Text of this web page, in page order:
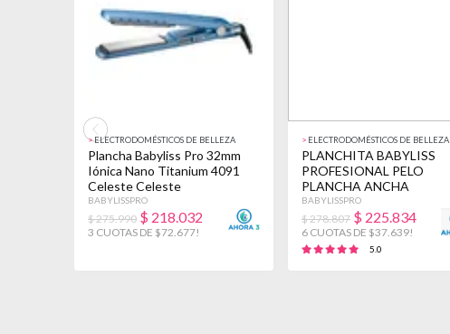
>ELECTRODOMÉSTICOS DE BELLEZA
Plancha Babyliss Pro 32mm
Iónica Nano Titanium 4091
Celeste Celeste
BABYLISSPRO
$ 275.990 $ 218.032
3 CUOTAS DE $72.677!
> ELECTRODOMÉSTICOS DE BELLEZA
PLANCHITA BABYLISS
PROFESIONAL PELO
PLANCHA ANCHA
ALISADOS CELESTE
BABYLISSPRO
$ 278.807 $ 225.834
6 CUOTAS DE $37.639!
5.0